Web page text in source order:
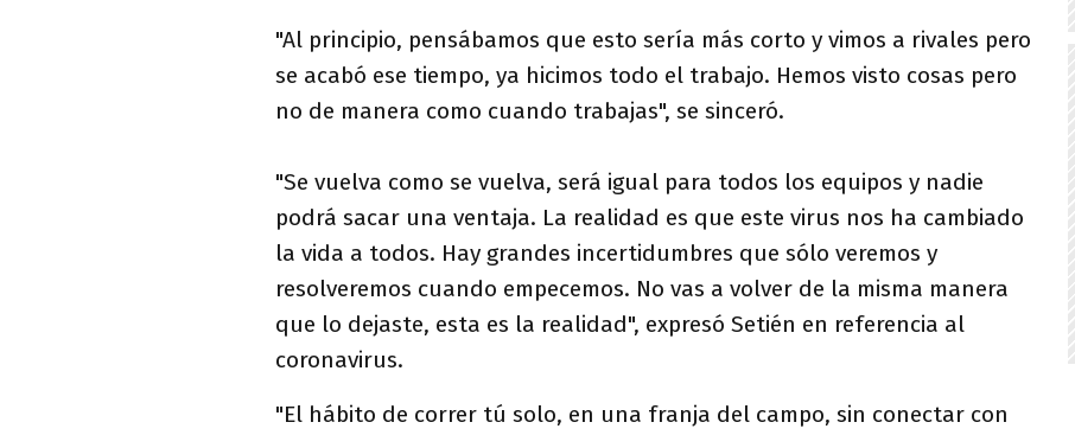
"Al principio, pensábamos que esto sería más corto y vimos a rivales pero
se acabó ese tiempo, ya hicimos todo el trabajo. Hemos visto cosas pero
no de manera como cuando trabajas", se sinceró.
"Se vuelva como se vuelva, será igual para todos los equipos y nadie
podrá sacar una ventaja. La realidad es que este virus nos ha cambiado
la vida a todos. Hay grandes incertidumbres que sólo veremos y
resolveremos cuando empecemos. No vas a volver de la misma manera
que lo dejaste, esta es la realidad", expresó Setién en referencia al
coronavirus.
"El hábito de correr tú solo, en una franja del campo, sin conectar con